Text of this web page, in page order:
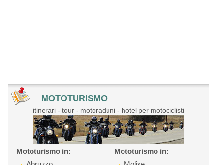
MOTOTURISMO
itinerari - tour - motoraduni - hotel per motociclisti
Mototurismo in:
Mototurismo in: